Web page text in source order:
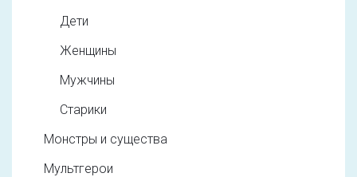
Дети
Женщины
Мужчины
Старики
Монстры и существа
Мультгерои